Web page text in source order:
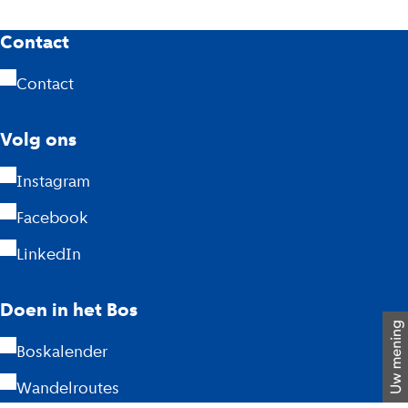
A
m
t
e
r
d
a
m
s
Contact
Contact
Volg ons
Instagram
Facebook
LinkedIn
Doen in het Bos
Boskalender
Wandelroutes